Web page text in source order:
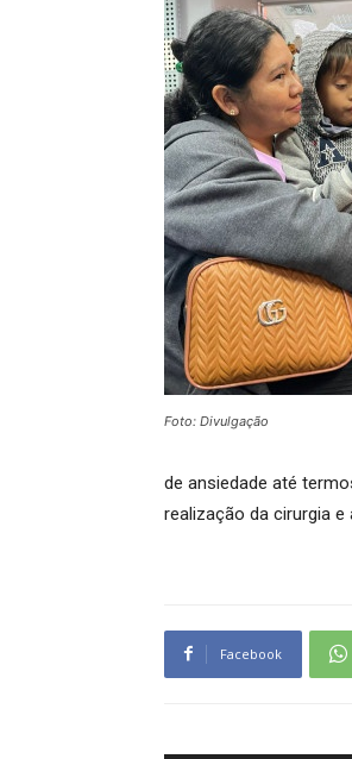
Foto: Divulgação
de ansiedade até
realização da cirurgia
Facebook